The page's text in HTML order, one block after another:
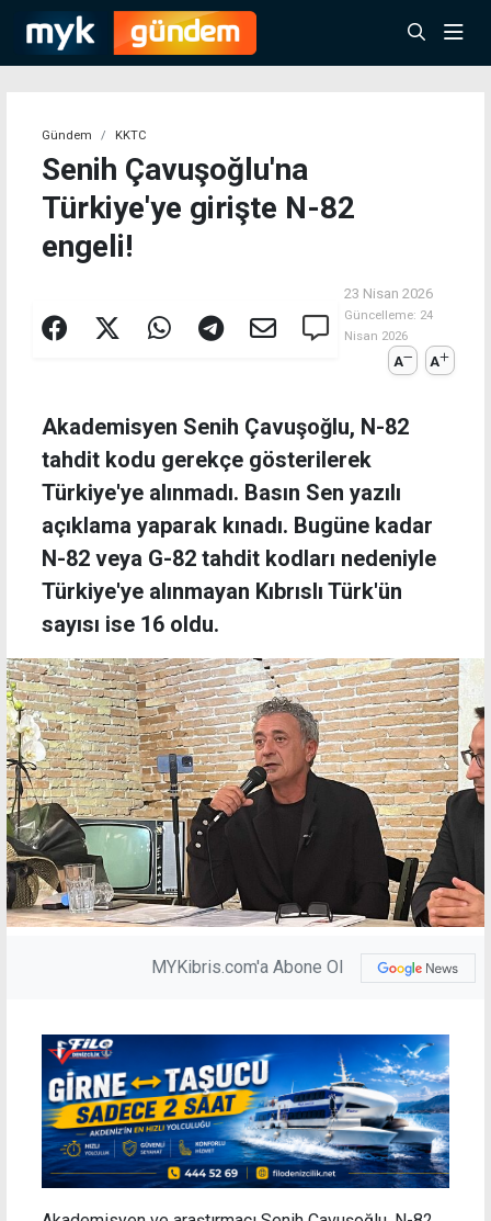
Gündem KKTC
Senih Çavuşoğlu'na
Türkiye'ye girişte N-82
engeli!
23 Nisan 2026
Güncelleme: 24
Nisan 2026
A A
Akademisyen Senih Çavuşoğlu, N-82
tahdit kodu gerekçe gösterilerek
Türkiye'ye alınmadı. Basın Sen yazılı
açıklama yaparak kınadı. Bugüne kadar
N-82 veya G-82 tahdit kodları nedeniyle
Türkiye'ye alınmayan Kıbrıslı Türk'ün
sayısı ise 16 oldu.
MYKibris.com'a Abone Ol